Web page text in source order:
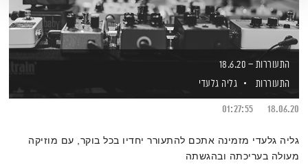
התעוררות – 18.6.20
התעוררות
גליה גלעדי
18.06.20
01:27:55
גליה גלעדי מזמינה אתכם להתעורר יחדיו בכל בוקר, עם מוזיקה
מעולה בעריכתה ובהגשתה